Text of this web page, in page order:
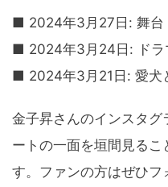
■ 2024年3月27日: 舞台
■ 2024年3月24日: ド
■ 2024年3月21日: 愛犬
金子昇さんのインスタ
ートの一面を垣間見る
す。ファンの方はぜひフ